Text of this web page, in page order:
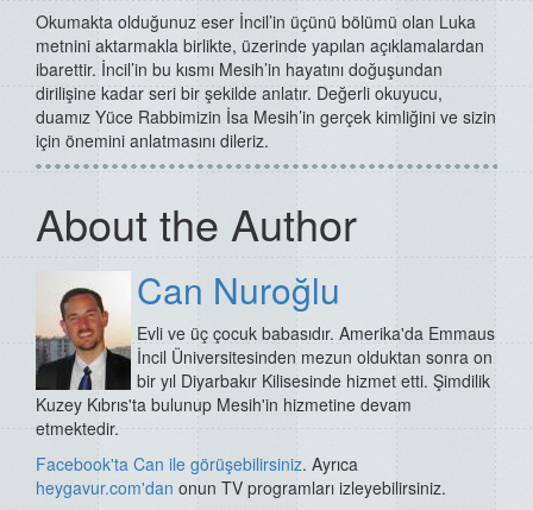
Okumakta olduğunuz eser İncil’in üçünü bölümü olan Luka
metnini aktarmakla birlikte, üzerinde yapılan açıklamalardan
ibarettir. İncil’in bu kısmı Mesih’in hayatını doğuşundan
dirilişine kadar seri bir şekilde anlatır. Değerli okuyucu,
duamız Yüce Rabbimizin İsa Mesih’in gerçek kimliğini ve sizin
için önemini anlatmasını dileriz.
About the Author
Can Nuroğlu
Evli ve üç çocuk babasıdır. Amerika'da Emmaus
İncil Üniversitesinden mezun olduktan sonra on
bir yıl Diyarbakır Kilisesinde hizmet etti. Şimdilik
Kuzey Kıbrıs'ta bulunup Mesih'in hizmetine devam
etmektedir.
Facebook'ta Can ile görüşebilirsiniz. Ayrıca
heygavur.com'dan onun TV programları izleyebilirsiniz.